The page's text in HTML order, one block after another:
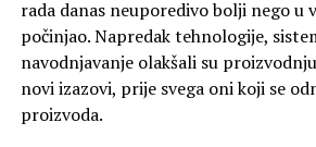
“Ne smatramo da će lokacija
efikasno djelovanje Službe zaštite i
planiranja vodilo se računa o
mogućnosti brzog izlaska vozila na
rada danas neuporedivo bolji nego u
počinjao. Napredak tehnologije,
navodnjavanje olakšali su
novi izazovi, prije svega oni koji se
proizvoda.